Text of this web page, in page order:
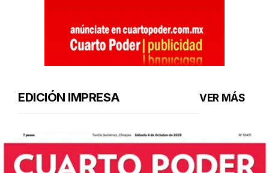
EDICIÓN IMPRESA VER MÁS